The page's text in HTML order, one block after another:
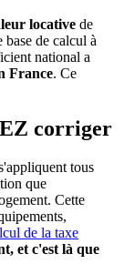
locative de
de calcul à
national a
France. Ce
corriger
tous
que
Cette
de la taxe
et c'est là que